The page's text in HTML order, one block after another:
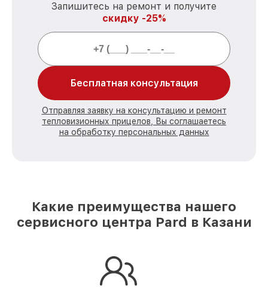
Запишитесь на ремонт и получите
скидку -25%
Бесплатная консультация
Отправляя заявку на консультацию и ремонт
тепловизионных прицелов, Вы соглашаетесь
на обработку персональных данных
Какие преимущества нашего
сервисного центра Pard в Казани